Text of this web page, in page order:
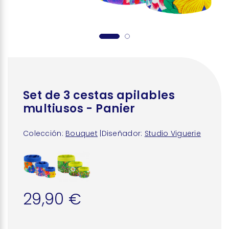
Set de 3 cestas apilables
multiusos - Panier
Colección: Bouquet Diseñador: Studio Viguerie
29,90 €